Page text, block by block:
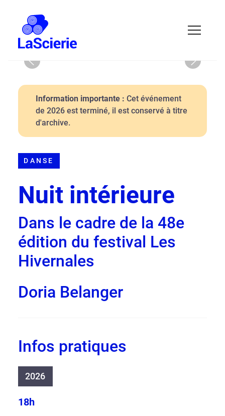
Previous Next
Information importante : Cet événement
de 2026 est terminé, il est conservé à titre
d'archive.
DANSE
Nuit intérieure
Dans le cadre de la 48e
édition du festival Les
Hivernales
Doria Belanger
Infos pratiques
2026
18h